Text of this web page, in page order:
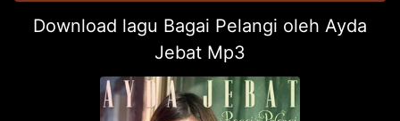
Download lagu Bagai Pelangi oleh Ayda
Jebat Mp3